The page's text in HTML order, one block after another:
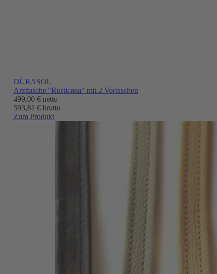
DÜRASOL
Arzttasche "Rusticana" mit 2 Vortaschen
499,00 € netto
593,81 € brutto
Zum Produkt